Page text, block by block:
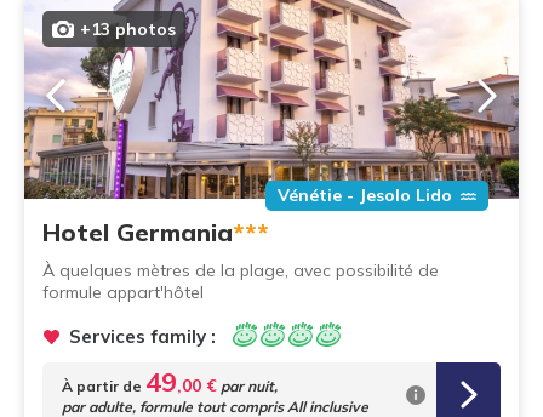
Vénétie - Jesolo Lido
+13 photos
Hotel Germania***
À quelques mètres de la plage, avec possibilité de
formule appart'hôtel
Services family :
À partir de 49,00 € par nuit,
par adulte, formule tout compris All inclusive